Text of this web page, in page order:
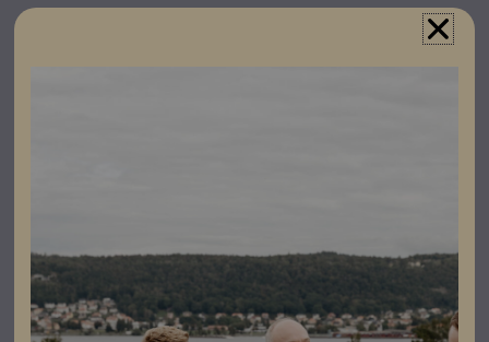
Wattpilot Flex Home fångar varje solstråle från ditt PV-
Vid behov kan du även öka bilens räckvidd för nästa
dag med billig el från nätet.
Fronius Wattpilot Flex Pro är det perfekta valet för din